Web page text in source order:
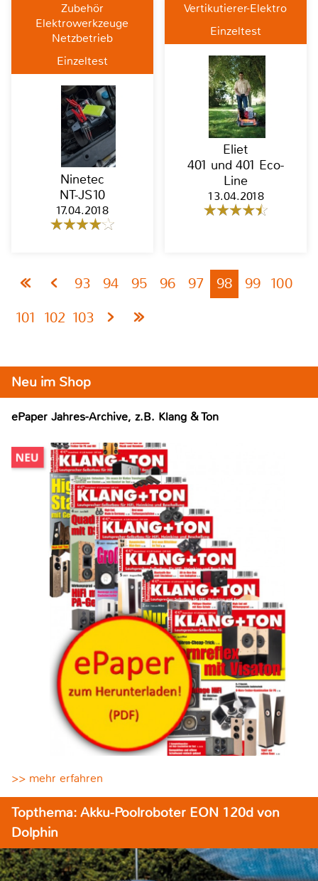
Zubehör
Elektrowerkzeuge
Netzbetrieb
Einzeltest
Ninetec
NT-JS10
17.04.2018
Vertikutierer-Elektro
Einzeltest
Eliet
401 und 401 Eco-
Line
13.04.2018
93 94 95 96 97 98 99 100
101 102 103
Neu im Shop
ePaper Jahres-Archive, z.B. Klang & Ton
>> mehr erfahren
Topthema: Akku-Poolroboter EON 120d von
Dolphin